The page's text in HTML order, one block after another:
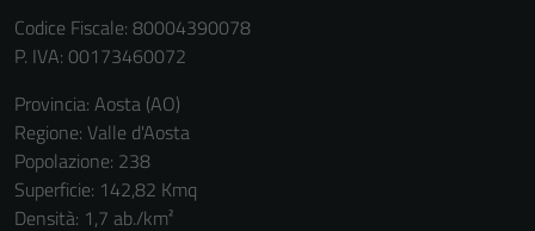
Codice Fiscale: 80004390078
P. IVA: 00173460072
Provincia: Aosta (AO)
Regione: Valle d'Aosta
Popolazione: 238
Superficie: 142,82 Kmq
Densità: 1,7 ab./km²